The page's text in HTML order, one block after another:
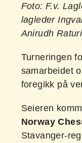
Foto: F.v.
lagleder
Anirudh
Turneringen
samarbeidet
foregikk på
Seieren
Norway
Stavanger-